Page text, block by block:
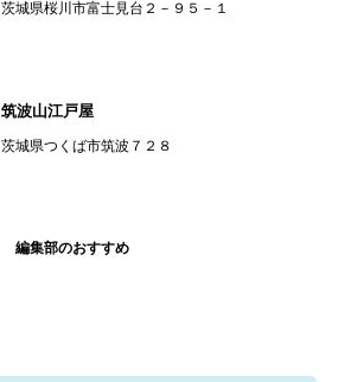
茨城県桜川市富士見台２－９５－１
筑波山江戸屋
茨城県つくば市筑波７２８
編集部のおすすめ